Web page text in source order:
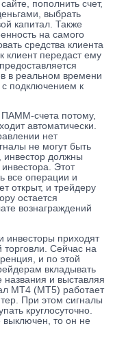
пополнить счет,
выбрать
капитал. Также
на самого
средства клиента
клиент передаст ему
в реальном времени
подключением к
ПАММ-счета потому,
автоматически.
нет
не могут быть
инвестор должны
Этот
все операции и
открыт, и трейдеру
остается
вознаграждений
инвесторы приходят
торговли. Сейчас на
и по этой
вкладывать
названия и выставляя
МТ4 (МТ5) работает
При этом сигналы
круглосуточно.
выключен, то он не